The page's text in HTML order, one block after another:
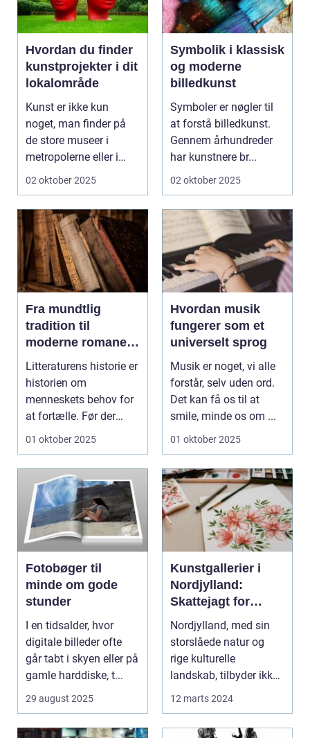
Hvordan du finder
kunstprojekter i dit
lokalområde
Kunst er ikke kun
noget, man finder på
de store museer i
metropolerne eller i
internationale g...
02 oktober 2025
Symbolik i klassisk
og moderne
billedkunst
Symboler er nøgler til
at forstå billedkunst.
Gennem århundreder
har kunstnere br...
02 oktober 2025
Fra mundtlig
tradition til
moderne romaner:
Litteraturens
udvikling
Litteraturens historie er
historien om
menneskets behov for
at fortælle. Før der
fandte...
01 oktober 2025
Hvordan musik
fungerer som et
universelt sprog
Musik er noget, vi alle
forstår, selv uden ord.
Det kan få os til at
smile, minde os om ...
01 oktober 2025
Fotobøger til
minde om gode
stunder
I en tidsalder, hvor
digitale billeder ofte
går tabt i skyen eller på
gamle harddiske, t...
29 august 2025
Kunstgallerier i
Nordjylland:
Skattejagt for
kunstentusiaster
Nordjylland, med sin
storslåede natur og
rige kulturelle
landskab, tilbyder ikke
kun en flugt ...
12 marts 2024